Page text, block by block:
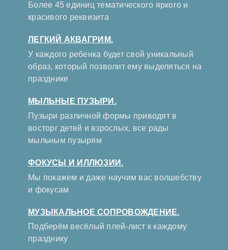
Более 45 единиц тематического яркого и
красивого реквизита
ЛЕГКИЙ АКВАГРИМ.
У каждого ребенка будет свой уникальный
образ, который позволит ему выделяться на
празднике
МЫЛЬНЫЕ ПУЗЫРИ.
Пузыри различной формы приводят в
восторг детей и взрослых, все рады
мыльным пузырям
ФОКУСЫ И ИЛЛЮЗИИ.
Мы покажем и даже научим вас волшебству
и фокусам
МУЗЫКАЛЬНОЕ СОПРОВОЖДЕНИЕ.
Подберём весёлый плей-лист к каждому
празднику